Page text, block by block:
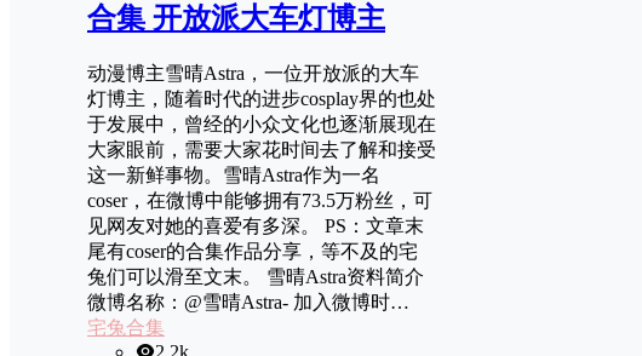
合集 开放派大车灯博主
动漫博主雪晴Astra，一位开放派的大车
灯博主，随着时代的进步cosplay界的也处
于发展中，曾经的小众文化也逐渐展现在
大家眼前，需要大家花时间去了解和接受
这一新鲜事物。雪晴Astra作为一名
coser，在微博中能够拥有73.5万粉丝，可
见网友对她的喜爱有多深。 PS：文章末
尾有coser的合集作品分享，等不及的宅
兔们可以滑至文末。 雪晴Astra资料简介
微博名称：@雪晴Astra- 加入微博时…
宅兔合集
2.2k